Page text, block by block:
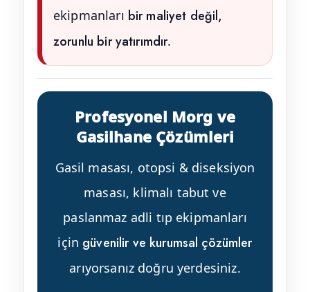
ekipmanları bir maliyet değil,
zorunlu bir yatırımdır.
Profesyonel Morg ve
Gasilhane Çözümleri
Gasil masası, otopsi & diseksiyon
masası, klimalı tabut ve
paslanmaz adli tıp ekipmanları
için güvenilir ve kurumsal çözümler
arıyorsanız doğru yerdesiniz.